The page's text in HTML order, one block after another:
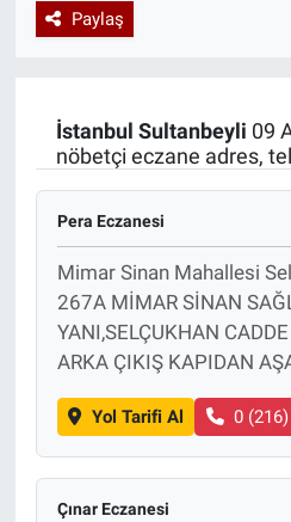
Paylaş
İstanbul Sultanbeyli 09
nöbetçi eczane adres,
Pera Eczanesi
Mimar Sinan Mahallesi
267A MİMAR SİNAN
YANI,SELÇUKHAN
ARKA ÇIKIŞ KAPIDAN
Yol Tarifi Al 0
Çınar Eczanesi
Özel Haberler
Dünya
Özel Haberler
Kadın
Erişim Bilgileri
Sağlık
Teknoloji
Haber Arşivi